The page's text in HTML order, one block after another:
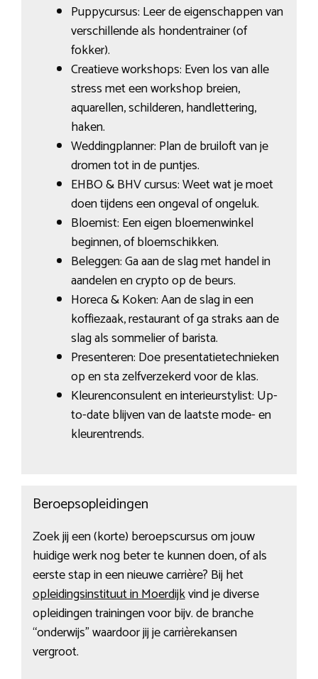
Puppycursus: Leer de eigenschappen van
verschillende als hondentrainer (of
fokker).
Creatieve workshops: Even los van alle
stress met een workshop breien,
aquarellen, schilderen, handlettering,
haken.
Weddingplanner: Plan de bruiloft van je
dromen tot in de puntjes.
EHBO & BHV cursus: Weet wat je moet
doen tijdens een ongeval of ongeluk.
Bloemist: Een eigen bloemenwinkel
beginnen, of bloemschikken.
Beleggen: Ga aan de slag met handel in
aandelen en crypto op de beurs.
Horeca & Koken: Aan de slag in een
koffiezaak, restaurant of ga straks aan de
slag als sommelier of barista.
Presenteren: Doe presentatietechnieken
op en sta zelfverzekerd voor de klas.
Kleurenconsulent en interieurstylist: Up-
to-date blijven van de laatste mode- en
kleurentrends.
Beroepsopleidingen
Zoek jij een (korte) beroepscursus om jouw
huidige werk nog beter te kunnen doen, of als
eerste stap in een nieuwe carrière? Bij het
opleidingsinstituut in Moerdijkvind je diverse
opleidingen trainingen voor bijv. de branche
“onderwijs” waardoor jij je carrièrekansen
vergroot.